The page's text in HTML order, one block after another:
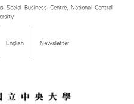
Business Centre, National Central
English Newsletter